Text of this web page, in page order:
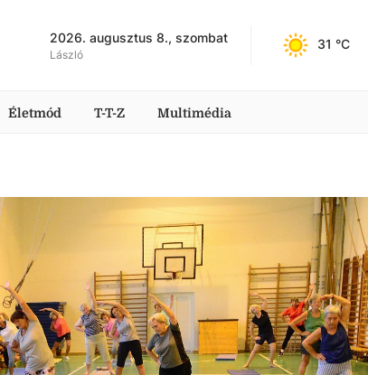
2026. augusztus 8., szombat
László
31 °C
Életmód T-T-Z Multimédia